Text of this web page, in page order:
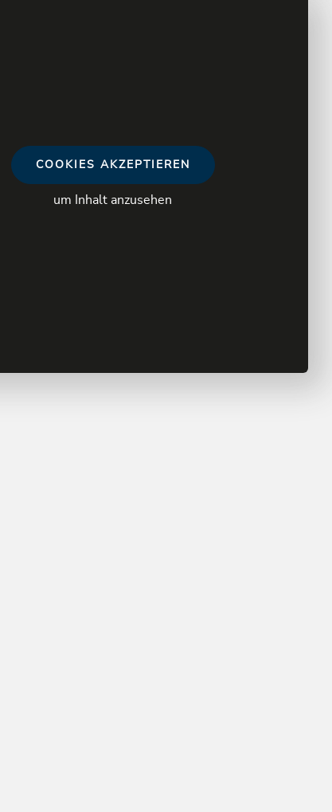
COOKIES AKZEPTIEREN
um Inhalt anzusehen